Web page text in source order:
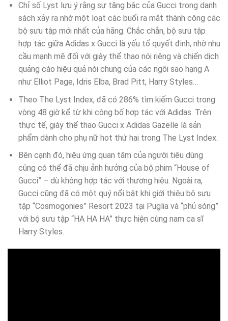
Chỉ số Lyst lưu ý rằng sự tăng bậc của Gucci trong danh
sách xảy ra nhờ một loạt các buổi ra mắt thành công các
bộ sưu tập mới nhất của hãng. Chắc chắn, bộ sưu tập
hợp tác giữa Adidas x Gucci là yếu tố quyết định, nhờ nhu
cầu mạnh mẽ đối với giày thể thao nói riêng và chiến dịch
quảng cáo hiệu quả nói chung của các ngôi sao hạng A
như Elliot Page, Idris Elba, Brad Pitt, Harry Styles…
Theo The Lyst Index, đã có 286% tìm kiếm Gucci trong
vòng 48 giờ kể từ khi công bố hợp tác với Adidas. Trên
thực tế, giày thể thao Gucci x Adidas Gazelle là sản
phẩm dành cho phụ nữ hot thứ hai trong The Lyst Index.
Bên cạnh đó, hiệu ứng quan tâm của người tiêu dùng
cũng có thể đã chịu ảnh hưởng của bộ phim “House of
Gucci” – dù không hợp tác với thương hiệu. Ngoài ra,
Gucci cũng đã có một quý nổi bật khi giới thiệu bộ sưu
tập “Cosmogonies” Resort 2023 tại Puglia và “phủ sóng”
với bộ sưu tập “HA HA HA” thực hiện cùng nam ca sĩ
Harry Styles.